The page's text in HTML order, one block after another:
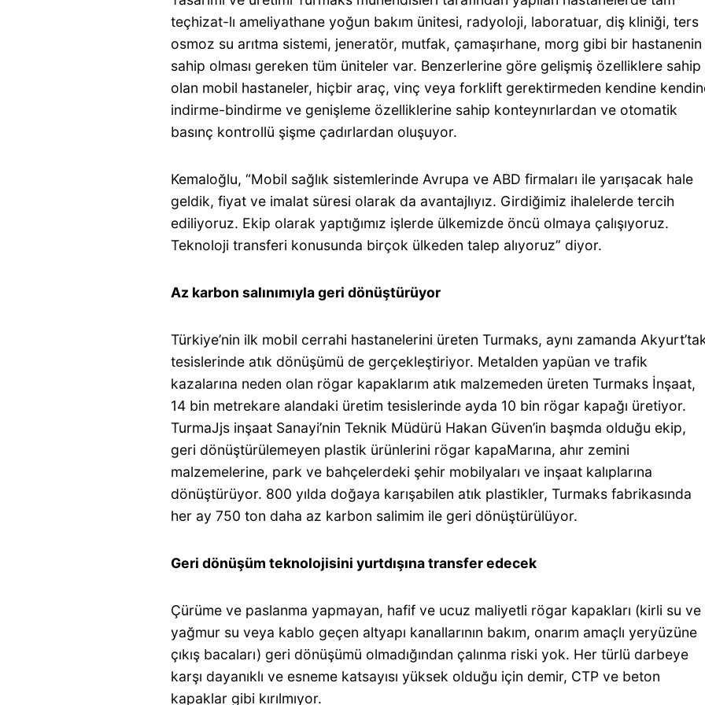
teçhizat-lı ameliyathane yoğun bakım ünitesi, radyoloji, laboratuar, diş kliniği, ters
osmoz su arıtma sistemi, jeneratör, mutfak, çamaşırhane, morg gibi bir hastanenin
sahip olması gereken tüm üniteler var. Benzerlerine göre gelişmiş özelliklere sahip
olan mobil hastaneler, hiçbir araç, vinç veya forklift gerektirmeden kendine
indirme-bindirme ve genişleme özelliklerine sahip konteynırlardan ve otomatik
basınç kontrollü şişme çadırlardan oluşuyor.
Kemaloğlu, “Mobil sağlık sistemlerinde Avrupa ve ABD firmaları ile yarışacak hale
geldik, fiyat ve imalat süresi olarak da avantajlıyız. Girdiğimiz ihalelerde tercih
ediliyoruz. Ekip olarak yaptığımız işlerde ülkemizde öncü olmaya çalışıyoruz.
Teknoloji transferi konusunda birçok ülkeden talep alıyoruz” diyor.
Az karbon salınımıyla geri dönüştürüyor
Türkiye’nin ilk mobil cerrahi hastanelerini üreten Turmaks, aynı zamanda
tesislerinde atık dönüşümü de gerçekleştiriyor. Metalden yapüan ve trafik
kazalarına neden olan rögar kapaklarım atık malzemeden üreten Turmaks İnşaat,
14 bin metrekare alandaki üretim tesislerinde ayda 10 bin rögar kapağı üretiyor.
TurmaJjs inşaat Sanayi’nin Teknik Müdürü Hakan Güven’in başmda olduğu ekip,
geri dönüştürülemeyen plastik ürünlerini rögar kapaMarına, ahır zemini
malzemelerine, park ve bahçelerdeki şehir mobilyaları ve inşaat kalıplarına
dönüştürüyor. 800 yılda doğaya karışabilen atık plastikler, Turmaks fabrikasında
her ay 750 ton daha az karbon salimim ile geri dönüştürülüyor.
Geri dönüşüm teknolojisini yurtdışına transfer edecek
Çürüme ve paslanma yapmayan, hafif ve ucuz maliyetli rögar kapakları (kirli su ve
yağmur su veya kablo geçen altyapı kanallarının bakım, onarım amaçlı yeryüzüne
çıkış bacaları) geri dönüşümü olmadığından çalınma riski yok. Her türlü darbeye
karşı dayanıklı ve esneme katsayısı yüksek olduğu için demir, CTP ve beton
kapaklar gibi kırılmıyor.